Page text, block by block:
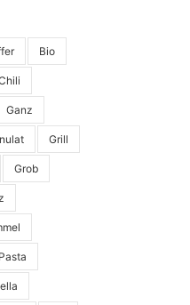
Bio
Ganz
Grill
Grob
Pasta